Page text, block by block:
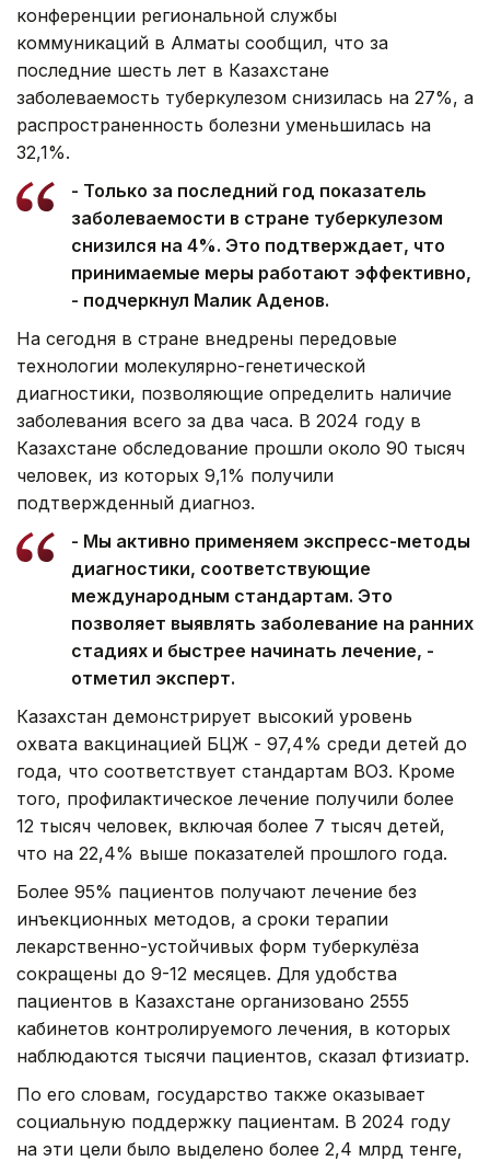
конференции региональной службы
коммуникаций в Алматы сообщил, что за
последние шесть лет в Казахстане
заболеваемость туберкулезом снизилась на 27%, а
распространенность болезни уменьшилась на
32,1%.
- Только за последний год показатель
заболеваемости в стране туберкулезом
снизился на 4%. Это подтверждает, что
принимаемые меры работают эффективно,
- подчеркнул Малик Аденов.
На сегодня в стране внедрены передовые
технологии молекулярно-генетической
диагностики, позволяющие определить наличие
заболевания всего за два часа. В 2024 году в
Казахстане обследование прошли около 90 тысяч
человек, из которых 9,1% получили
подтвержденный диагноз.
- Мы активно применяем экспресс-методы
диагностики, соответствующие
международным стандартам. Это
позволяет выявлять заболевание на ранних
стадиях и быстрее начинать лечение, -
отметил эксперт.
Казахстан демонстрирует высокий уровень
охвата вакцинацией БЦЖ - 97,4% среди детей до
года, что соответствует стандартам ВОЗ. Кроме
того, профилактическое лечение получили более
12 тысяч человек, включая более 7 тысяч детей,
что на 22,4% выше показателей прошлого года.
Более 95% пациентов получают лечение без
инъекционных методов, а сроки терапии
лекарственно-устойчивых форм туберкулёза
сокращены до 9-12 месяцев. Для удобства
пациентов в Казахстане организовано 2555
кабинетов контролируемого лечения, в которых
наблюдаются тысячи пациентов, сказал фтизиатр.
По его словам, государство также оказывает
социальную поддержку пациентам. В 2024 году
на эти цели было выделено более 2,4 млрд тенге,